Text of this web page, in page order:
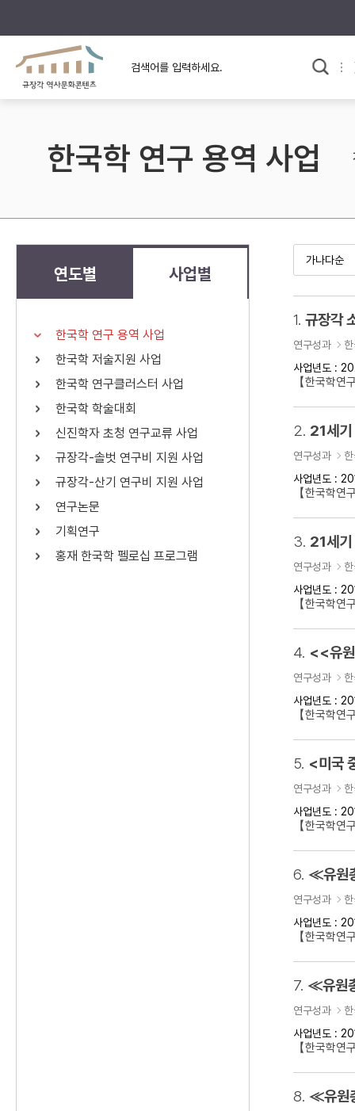
규장각의 어제와 오늘
규장각 소개영상
사료와 문학으로 본
고대
고려
조선 후기
근대
검색 연산자 사용안내
연산자
AND
OR 정조 OR 정약용 “정조” 또는 “
료를 검색
한국학 연구 용역 사업
연도별 사업별
한국학 연구 용역 사업
한국학 저술지원 사업
한국학 연구클러스터 사업
한국학 학술대회
신진학자 초청 연구교류 사업
규장각-솔벗 연구비 지원 사업
규장각-산기 연구비 지원 사업
연구논문
기획연구
홍재 한국학 펠로십 프로그램
1. 규장각
연구성과
사업년도 :
【한국
2. 21세기
연구성과
사업년도 :
【한국학
3. 21세
연구성과
사업년도 :
【한국학
4. <<유
연구성과
사업년도 :
【한국학
5. <미국
연구성과
사업년도 :
【한국
6. ≪유원
연구성과
사업년도 :
【한국
7. ≪유원
연구성과
사업년도 :
【한국
8. ≪유원